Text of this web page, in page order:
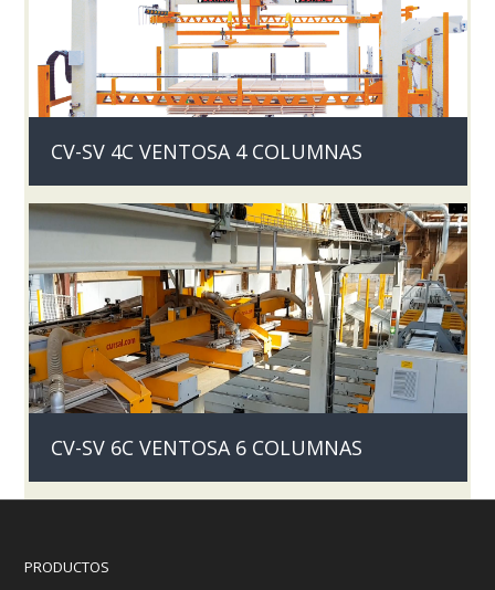
CV-SV 4C VENTOSA 4 COLUMNAS
CV-SV 6C VENTOSA 6 COLUMNAS
PRODUCTOS